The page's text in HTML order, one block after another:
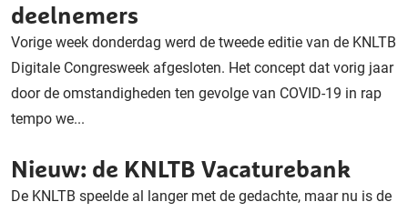
deelnemers
Vorige week donderdag werd de tweede editie van de KNLTB
Digitale Congresweek afgesloten. Het concept dat vorig jaar
door de omstandigheden ten gevolge van COVID-19 in rap
tempo we...
Nieuw: de KNLTB Vacaturebank
De KNLTB speelde al langer met de gedachte, maar nu is de